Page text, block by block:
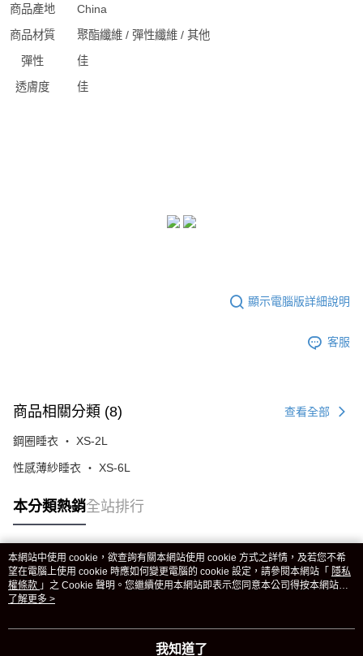
商品產地
China
商品材質
聚酯纖維 / 彈性纖維 / 其他
彈性
佳
透膚度
佳
顯示電腦版詳細說明
客服
商品相關分類 (8) 查看全部
鋼圈睡衣 ‧ XS-2L
性感薄紗睡衣 ‧ XS-6L
本分類熱銷全站排行
熱門標籤
本網站中使用 cookie，欲查詢有關本網站使用 cookie 方式之詳情，及若您不希
望在電腦上使用 cookie 時應如何變更電腦的 cookie 設定，請參閱本網站「 隱私
權條款 」之 Cookie 聲明。您繼續使用本網站即表示您同意本公司得按本網站使
用條款之 Cookie 聲明使用 cookie。
了解更多 >
我知道了